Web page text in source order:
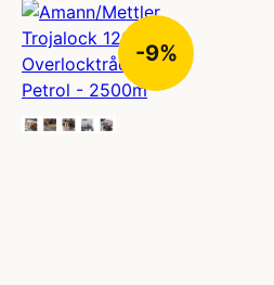
-9%